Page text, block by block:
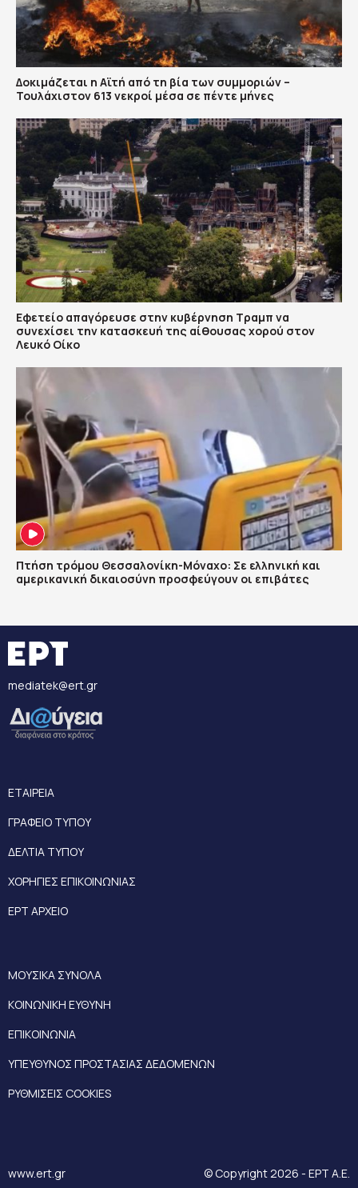
Δοκιμάζεται η Αϊτή από τη βία των συμμοριών –
Τουλάχιστον 613 νεκροί μέσα σε πέντε μήνες
Εφετείο απαγόρευσε στην κυβέρνηση Τραμπ να
συνεχίσει την κατασκευή της αίθουσας χορού στον
Λευκό Οίκο
Πτήση τρόμου Θεσσαλονίκη-Μόναχο: Σε ελληνική και
αμερικανική δικαιοσύνη προσφεύγουν οι επιβάτες
mediatek@ert.gr
ΕΤΑΙΡΕΙΑ
ΓΡΑΦΕΙΟ ΤΥΠΟΥ
ΔΕΛΤΙΑ ΤΥΠΟΥ
ΧΟΡΗΓΙΕΣ ΕΠΙΚΟΙΝΩΝΙΑΣ
ΕΡΤ ΑΡΧΕΙΟ
ΜΟΥΣΙΚΑ ΣΥΝΟΛΑ
ΚΟΙΝΩΝΙΚΗ ΕΥΘΥΝΗ
ΕΠΙΚΟΙΝΩΝΙΑ
ΥΠΕΥΘΥΝΟΣ ΠΡΟΣΤΑΣΙΑΣ ΔΕΔΟΜΕΝΩΝ
ΡΥΘΜΙΣΕΙΣ COOKIES
www.ert.gr © Copyright 2026 - ΕΡΤ Α.Ε.